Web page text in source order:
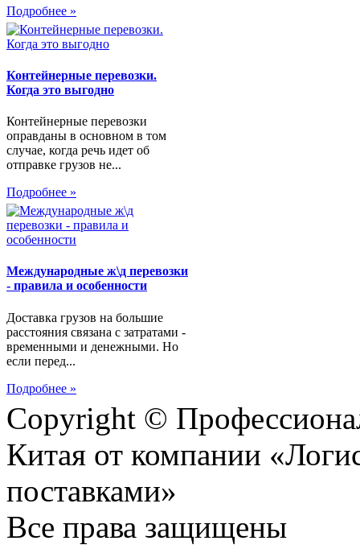
Подробнее »
Контейнерные перевозки.
Когда это выгодно
Контейнерные перевозки
оправданы в основном в том
случае, когда речь идет об
отправке грузов не...
Подробнее »
Международные ж\д перевозки
- правила и особенности
Доставка грузов на большие
расстояния связана с затратами -
временными и денежными. Но
если перед...
Подробнее »
Copyright ©
Китая от компании
поставками»
Все права защищены